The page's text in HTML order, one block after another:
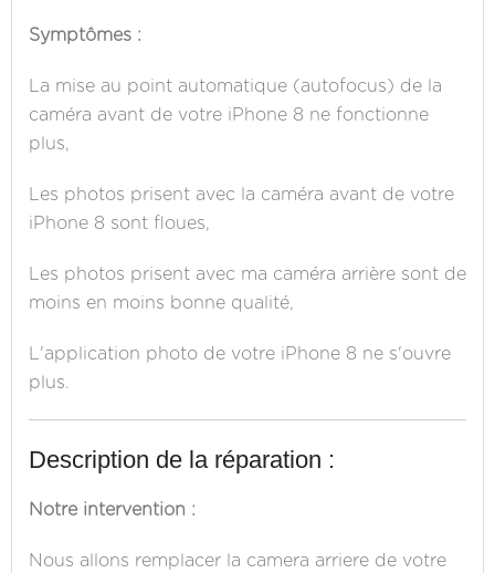
Symptômes :
La mise au point automatique (autofocus) de la
caméra avant de votre iPhone 8 ne fonctionne
plus,
Les photos prisent avec la caméra avant de votre
iPhone 8 sont floues,
Les photos prisent avec ma caméra arrière sont de
moins en moins bonne qualité,
L'application photo de votre iPhone 8 ne s'ouvre
plus.
Description de la réparation :
Notre intervention :
Nous allons remplacer la camera arriere de votre